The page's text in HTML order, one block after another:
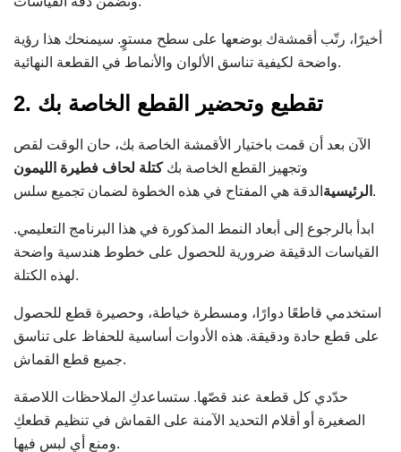
أخيرًا، رتّب أقمشةك بوضعها على سطح مستوٍ. سيمنحك هذا رؤية
واضحة لكيفية تناسق الألوان والأنماط في القطعة النهائية.
2. تقطيع وتحضير القطع الخاصة بك
الآن بعد أن قمت باختيار الأقمشة الخاصة بك، حان الوقت لقص
وتجهيز القطع الخاصة بككتلة لحاف فطيرة الليمون
الرئيسية الدقة هي المفتاح في هذه الخطوة لضمان تجميع سلس.
ابدأ بالرجوع إلى أبعاد النمط المذكورة في هذا البرنامج التعليمي.
القياسات الدقيقة ضرورية للحصول على خطوط هندسية واضحة
لهذه الكتلة.
استخدمي قاطعًا دوارًا، ومسطرة خياطة، وحصيرة قطع للحصول
على قطع حادة ودقيقة. هذه الأدوات أساسية للحفاظ على تناسق
جميع قطع القماش.
حدّدي كل قطعة عند قصّها. ستساعدكِ الملاحظات اللاصقة
الصغيرة أو أقلام التحديد الآمنة على القماش في تنظيم قطعكِ
ومنع أي لبس فيها.